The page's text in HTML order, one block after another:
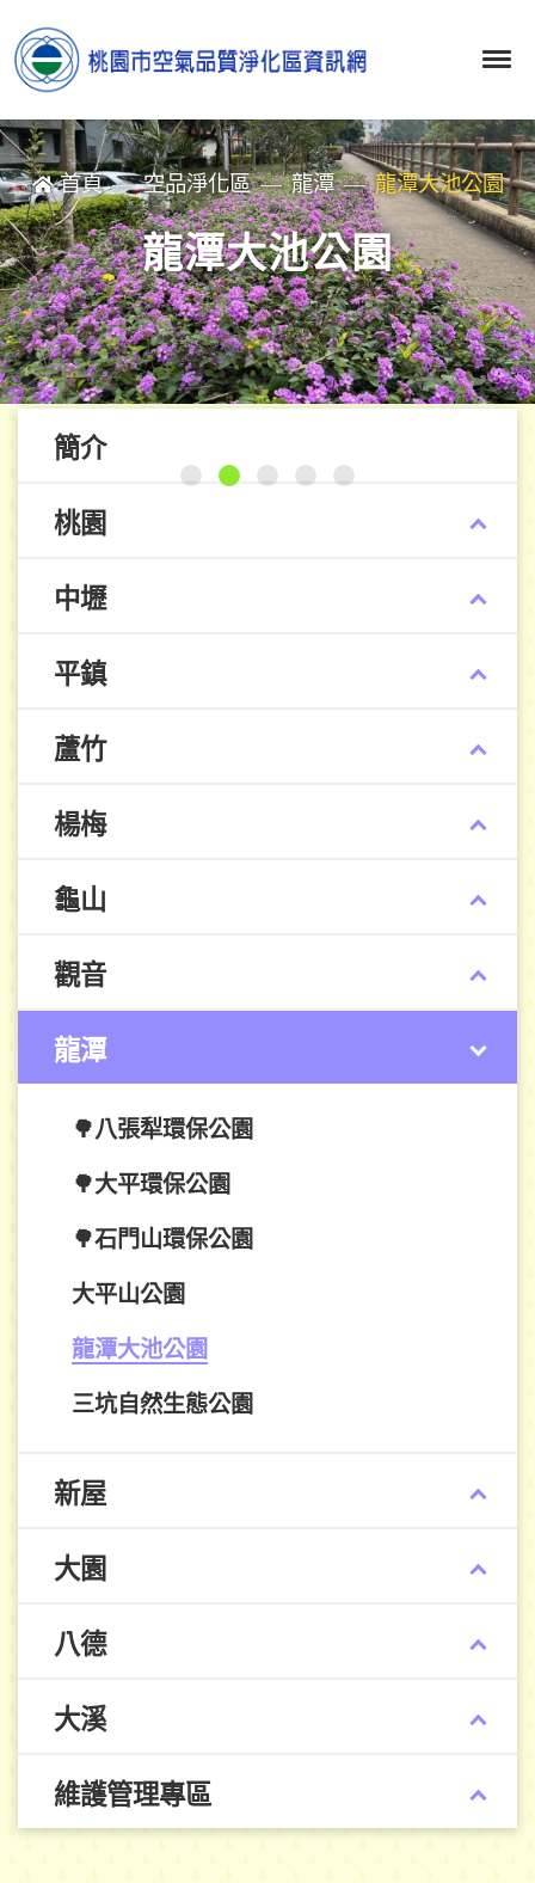
首頁 空品淨化區 龍潭 龍潭大池公園
龍潭大池公園
簡介
桃園
中壢
平鎮
蘆竹
楊梅
龜山
觀音
龍潭
🌳八張犁環保公園
🌳大平環保公園
🌳石門山環保公園
大平山公園
龍潭大池公園
三坑自然生態公園
新屋
大園
八德
大溪
維護管理專區